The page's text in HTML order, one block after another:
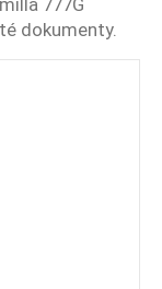
777G
dokumenty.